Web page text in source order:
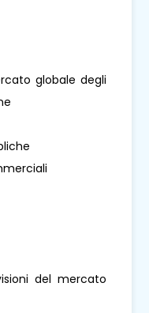
globale degli
del mercato